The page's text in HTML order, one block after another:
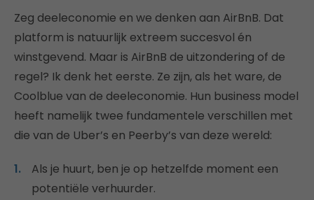
Zeg deeleconomie en we denken aan AirBnB. Dat
platform is natuurlijk extreem succesvol én
winstgevend. Maar is AirBnB de uitzondering of de
regel? Ik denk het eerste. Ze zijn, als het ware, de
Coolblue van de deeleconomie. Hun business model
heeft namelijk twee fundamentele verschillen met
die van de Uber’s en Peerby’s van deze wereld:
Als je huurt, ben je op hetzelfde moment een
potentiële verhuurder.